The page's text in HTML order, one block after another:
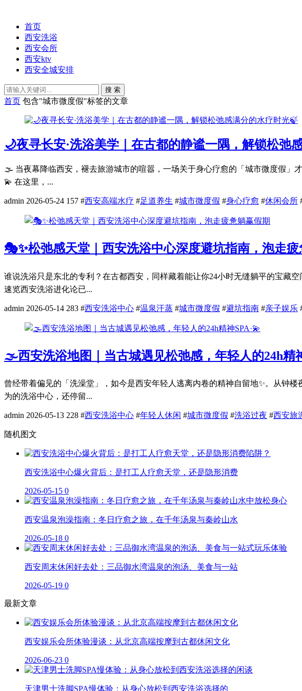
首页
西安洗浴
西安会所
西安ktv
西安全城安排
搜 索
首页 包含"城市微度假"标签的文章
🌙夜寻长安·洗浴美学｜在古都的静谧一隅，解锁松弛
🌫️ 当夜幕降临西安，褪去旅游城市的喧嚣，一场关于身心疗愈的「城市微度假」
💫 在这里，...
admin 2026-05-24 157 #西安高端水疗 #足道养生 #城市微度假 #身心疗愈 #休闲会所
🎭✨松弛感天堂｜西安洗浴中心深度避坑指南，泡走疲
谁说洗浴只是东北的专利？在古都西安，同样藏着能让你24小时无缝躺平的宝
速览西安洗浴进化论已...
admin 2026-05-14 283 #西安洗浴中心 #温泉汗蒸 #城市微度假 #避坑指南 #亲子娱乐
🌫️西安洗浴地图｜当古城遇见松弛感，年轻人的24h精
曾经带着偏见的「洗澡堂」，如今是西安年轻人逃离内卷的精神自留地✨。从钟
为的洗浴中心，还停留...
admin 2026-05-13 228 #西安洗浴中心 #年轻人休闲 #城市微度假 #洗浴过夜 #西安旅
随机图文
西安洗浴中心爆火背后：是打工人疗愈天堂，还是隐形消费
2026-05-15 0
西安温泉泡澡指南：冬日疗愈之旅，在千年汤泉与秦岭山水
2026-05-18 0
西安周末休闲好去处：三品御水湾温泉的泡汤、美食与一站
2026-05-19 0
最新文章
西安娱乐会所体验漫谈：从北京高端按摩到古都休闲文化
2026-06-23 0
天津男士洗脚SPA慢体验：从身心放松到西安洗浴选择的